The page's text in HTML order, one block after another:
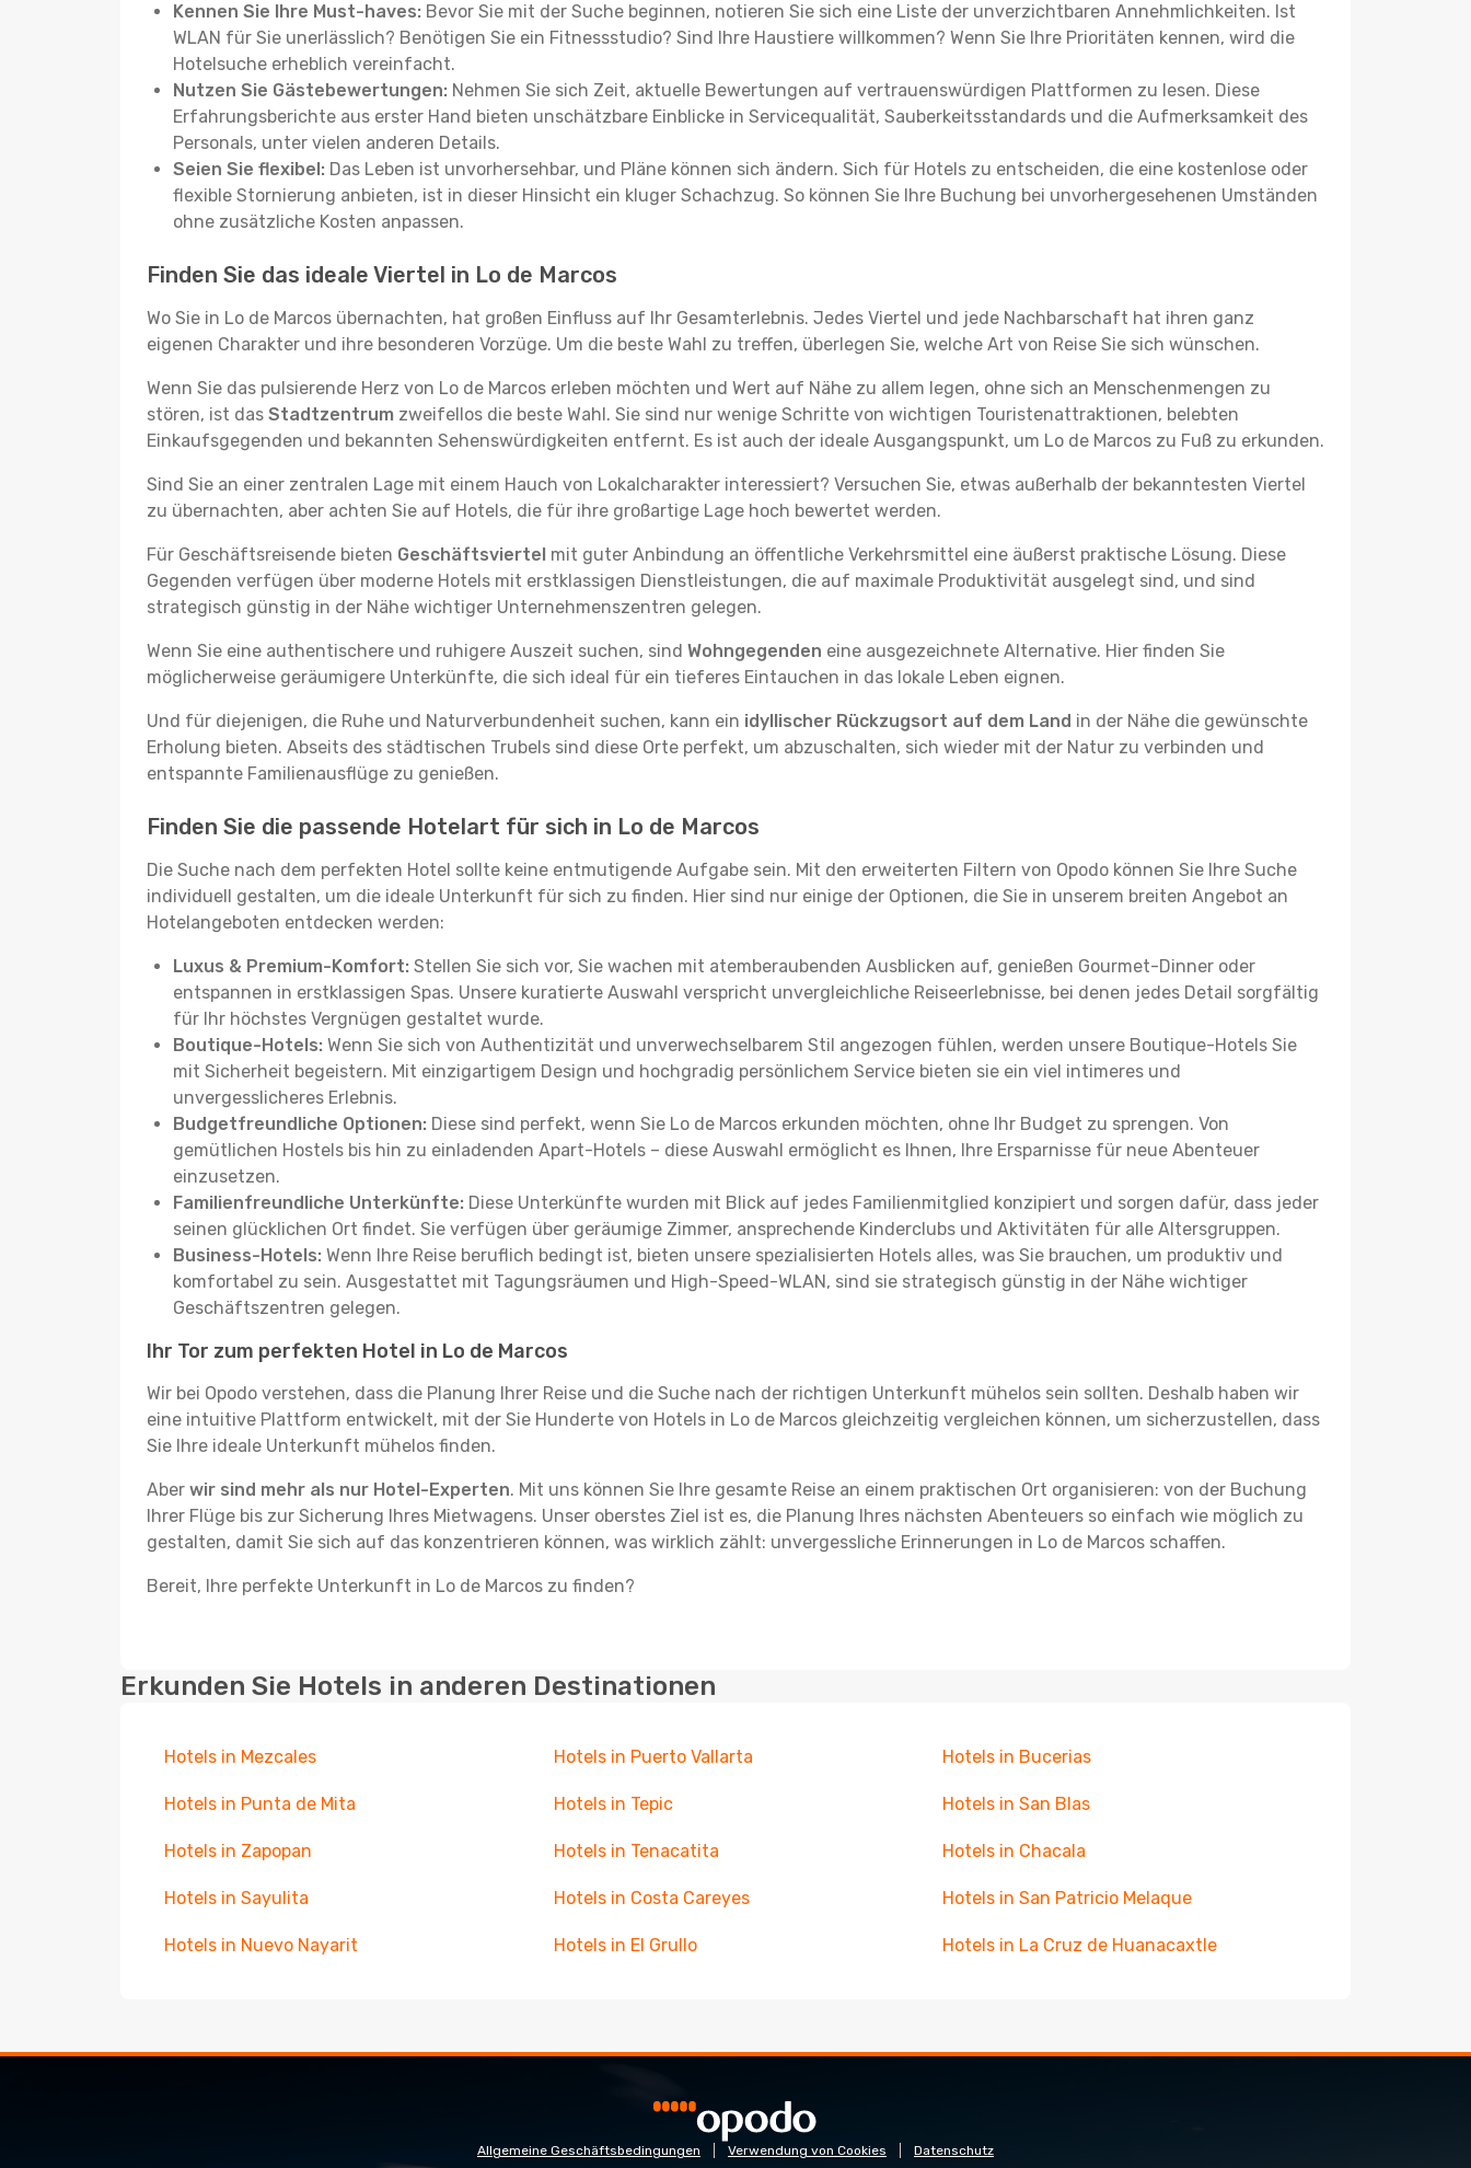
Kennen Sie Ihre Must-haves: Bevor Sie mit der Suche beginnen, notieren Sie sich eine Liste der unverzichtbaren Annehmlichkeiten. Ist
WLAN für Sie unerlässlich? Benötigen Sie ein Fitnessstudio? Sind Ihre Haustiere willkommen? Wenn Sie Ihre Prioritäten kennen, wird die
Hotelsuche erheblich vereinfacht.
Nutzen Sie Gästebewertungen: Nehmen Sie sich Zeit, aktuelle Bewertungen auf vertrauenswürdigen Plattformen zu lesen. Diese
Erfahrungsberichte aus erster Hand bieten unschätzbare Einblicke in Servicequalität, Sauberkeitsstandards und die Aufmerksamkeit des
Personals, unter vielen anderen Details.
Seien Sie flexibel: Das Leben ist unvorhersehbar, und Pläne können sich ändern. Sich für Hotels zu entscheiden, die eine kostenlose oder
flexible Stornierung anbieten, ist in dieser Hinsicht ein kluger Schachzug. So können Sie Ihre Buchung bei unvorhergesehenen Umständen
ohne zusätzliche Kosten anpassen.
Finden Sie das ideale Viertel in Lo de Marcos
Wo Sie in Lo de Marcos übernachten, hat großen Einfluss auf Ihr Gesamterlebnis. Jedes Viertel und jede Nachbarschaft hat ihren ganz
eigenen Charakter und ihre besonderen Vorzüge. Um die beste Wahl zu treffen, überlegen Sie, welche Art von Reise Sie sich wünschen.
Wenn Sie das pulsierende Herz von Lo de Marcos erleben möchten und Wert auf Nähe zu allem legen, ohne sich an Menschenmengen zu
stören, ist das Stadtzentrum zweifellos die beste Wahl. Sie sind nur wenige Schritte von wichtigen Touristenattraktionen, belebten
Einkaufsgegenden und bekannten Sehenswürdigkeiten entfernt. Es ist auch der ideale Ausgangspunkt, um Lo de Marcos zu Fuß zu erkunden.
Sind Sie an einer zentralen Lage mit einem Hauch von Lokalcharakter interessiert? Versuchen Sie, etwas außerhalb der bekanntesten Viertel
zu übernachten, aber achten Sie auf Hotels, die für ihre großartige Lage hoch bewertet werden.
Für Geschäftsreisende bieten Geschäftsviertel mit guter Anbindung an öffentliche Verkehrsmittel eine äußerst praktische Lösung. Diese
Gegenden verfügen über moderne Hotels mit erstklassigen Dienstleistungen, die auf maximale Produktivität ausgelegt sind, und sind
strategisch günstig in der Nähe wichtiger Unternehmenszentren gelegen.
Wenn Sie eine authentischere und ruhigere Auszeit suchen, sind Wohngegenden eine ausgezeichnete Alternative. Hier finden Sie
möglicherweise geräumigere Unterkünfte, die sich ideal für ein tieferes Eintauchen in das lokale Leben eignen.
Und für diejenigen, die Ruhe und Naturverbundenheit suchen, kann ein idyllischer Rückzugsort auf dem Land in der Nähe die gewünschte
Erholung bieten. Abseits des städtischen Trubels sind diese Orte perfekt, um abzuschalten, sich wieder mit der Natur zu verbinden und
entspannte Familienausflüge zu genießen.
Finden Sie die passende Hotelart für sich in Lo de Marcos
Die Suche nach dem perfekten Hotel sollte keine entmutigende Aufgabe sein. Mit den erweiterten Filtern von Opodo können Sie Ihre Suche
individuell gestalten, um die ideale Unterkunft für sich zu finden. Hier sind nur einige der Optionen, die Sie in unserem breiten Angebot an
Hotelangeboten entdecken werden:
Luxus & Premium-Komfort: Stellen Sie sich vor, Sie wachen mit atemberaubenden Ausblicken auf, genießen Gourmet-Dinner oder
entspannen in erstklassigen Spas. Unsere kuratierte Auswahl verspricht unvergleichliche Reiseerlebnisse, bei denen jedes Detail sorgfältig
für Ihr höchstes Vergnügen gestaltet wurde.
Boutique-Hotels: Wenn Sie sich von Authentizität und unverwechselbarem Stil angezogen fühlen, werden unsere Boutique-Hotels Sie
mit Sicherheit begeistern. Mit einzigartigem Design und hochgradig persönlichem Service bieten sie ein viel intimeres und
unvergesslicheres Erlebnis.
Budgetfreundliche Optionen: Diese sind perfekt, wenn Sie Lo de Marcos erkunden möchten, ohne Ihr Budget zu sprengen. Von
gemütlichen Hostels bis hin zu einladenden Apart-Hotels – diese Auswahl ermöglicht es Ihnen, Ihre Ersparnisse für neue Abenteuer
einzusetzen.
Familienfreundliche Unterkünfte: Diese Unterkünfte wurden mit Blick auf jedes Familienmitglied konzipiert und sorgen dafür, dass jeder
seinen glücklichen Ort findet. Sie verfügen über geräumige Zimmer, ansprechende Kinderclubs und Aktivitäten für alle Altersgruppen.
Business-Hotels: Wenn Ihre Reise beruflich bedingt ist, bieten unsere spezialisierten Hotels alles, was Sie brauchen, um produktiv und
komfortabel zu sein. Ausgestattet mit Tagungsräumen und High-Speed-WLAN, sind sie strategisch günstig in der Nähe wichtiger
Geschäftszentren gelegen.
Ihr Tor zum perfekten Hotel in Lo de Marcos
Wir bei Opodo verstehen, dass die Planung Ihrer Reise und die Suche nach der richtigen Unterkunft mühelos sein sollten. Deshalb haben wir
eine intuitive Plattform entwickelt, mit der Sie Hunderte von Hotels in Lo de Marcos gleichzeitig vergleichen können, um sicherzustellen, dass
Sie Ihre ideale Unterkunft mühelos finden.
Aber wir sind mehr als nur Hotel-Experten. Mit uns können Sie Ihre gesamte Reise an einem praktischen Ort organisieren: von der Buchung
Ihrer Flüge bis zur Sicherung Ihres Mietwagens. Unser oberstes Ziel ist es, die Planung Ihres nächsten Abenteuers so einfach wie möglich zu
gestalten, damit Sie sich auf das konzentrieren können, was wirklich zählt: unvergessliche Erinnerungen in Lo de Marcos schaffen.
Bereit, Ihre perfekte Unterkunft in Lo de Marcos zu finden?
Erkunden Sie Hotels in anderen Destinationen
Hotels in Mezcales Hotels in Puerto Vallarta Hotels in Bucerias
Hotels in Punta de Mita Hotels in Tepic Hotels in San Blas
Hotels in Zapopan Hotels in Tenacatita Hotels in Chacala
Hotels in Sayulita Hotels in Costa Careyes Hotels in San Patricio Melaque
Hotels in Nuevo Nayarit Hotels in El Grullo Hotels in La Cruz de Huanacaxtle
Allgemeine Geschäftsbedingungen Verwendung von Cookies Datenschutz